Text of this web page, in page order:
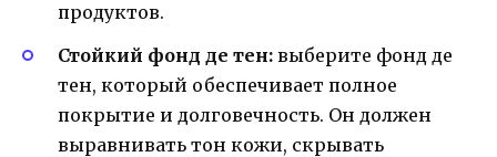
продуктов.
Стойкий фонд де тен: выберите фонд де
тен, который обеспечивает полное
покрытие и долговечность. Он должен
выравнивать тон кожи, скрывать